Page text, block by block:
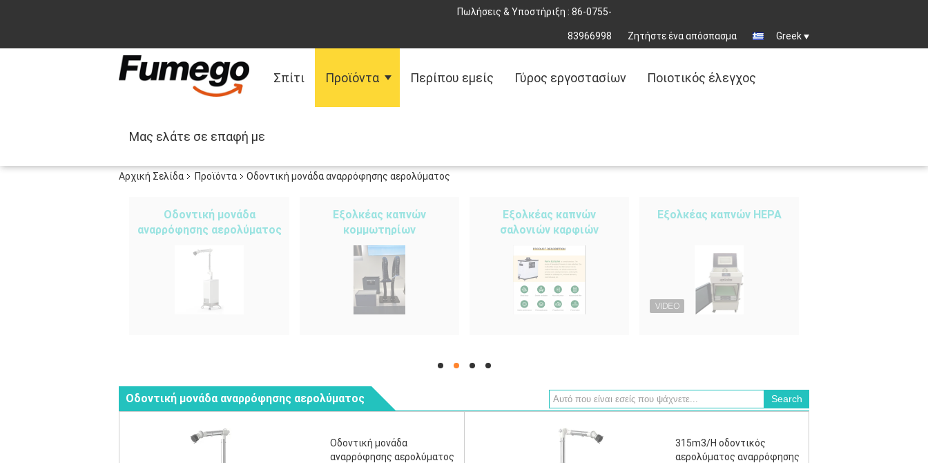
Πωλήσεις & Υποστήριξη : 86-0755-
83966998 Ζητήστε ένα απόσπασμα Greek
Σπίτι Προϊόντα Περίπου εμείς Γύρος εργοστασίων Ποιοτικός έλεγχος
Μας ελάτε σε επαφή με
Αρχική Σελίδα Προϊόντα Οδοντική μονάδα αναρρόφησης αερολύματος
Οδοντική μονάδα
αναρρόφησης αερολύματος
Εξολκέας καπνών
κομμωτηρίων
Εξολκέας καπνών
σαλονιών καρφιών
Εξολκέας καπνών HEPA
hd hd hd hd
Οδοντική μονάδα αναρρόφησης αερολύματος
Οδοντική μονάδα
αναρρόφησης αερολύματος
315m3/H οδοντικός
αερολύματος αναρρόφησης